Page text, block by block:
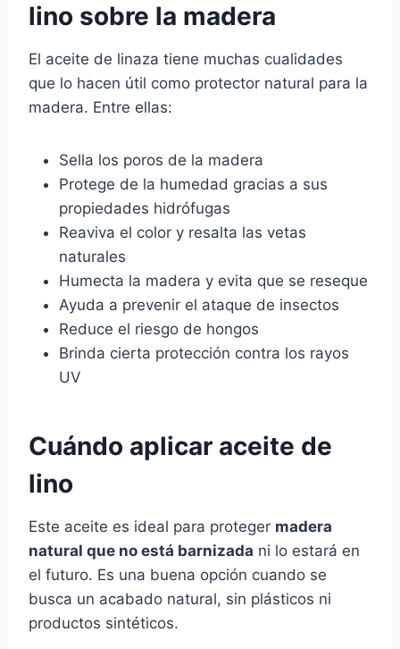
lino sobre la madera
El aceite de linaza tiene muchas cualidades
que lo hacen útil como protector natural para la
madera. Entre ellas:
Sella los poros de la madera
Protege de la humedad gracias a sus
propiedades hidrófugas
Reaviva el color y resalta las vetas
naturales
Humecta la madera y evita que se reseque
Ayuda a prevenir el ataque de insectos
Reduce el riesgo de hongos
Brinda cierta protección contra los rayos
UV
Cuándo aplicar aceite de
lino
Este aceite es ideal para proteger madera
natural que no está barnizada ni lo estará en
el futuro. Es una buena opción cuando se
busca un acabado natural, sin plásticos ni
productos sintéticos.